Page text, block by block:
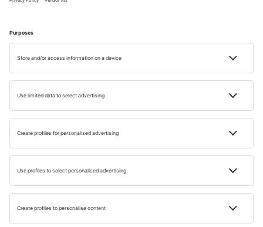
turistických míst doporučuji klidné náměstí Piazza San
Marco. Poté naskočte na vaporetto (benátský veřejný
svými barevnými domy. Mohu vás ujistit, že vy a vaše
kamarádky na tento výlet nikdy nezapomenete!